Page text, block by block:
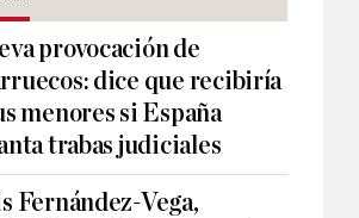
provocación de
dice que recibiría
menores si España
trabas judiciales
Fernández-Vega,